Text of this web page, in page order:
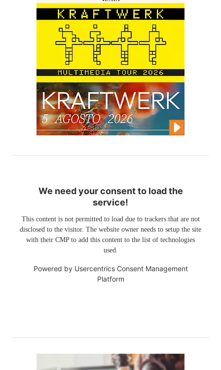
We need your consent to load the
service!
This content is not permitted to load due to trackers that are not
disclosed to the visitor. The website owner needs to setup the site
with their CMP to add this content to the list of technologies
used.
Powered by Usercentrics Consent Management
Platform